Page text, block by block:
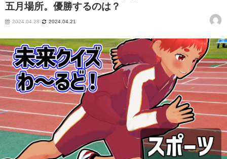
五月場所。優勝するのは？
2024.04.28 2024.04.21